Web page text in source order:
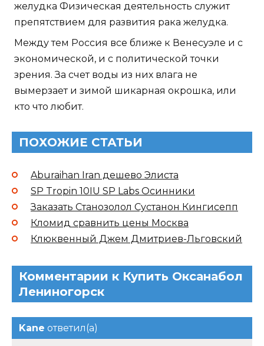
желудка Физическая деятельность служит
препятствием для развития рака желудка.
Между тем Россия все ближе к Венесуэле и с
экономической, и с политической точки
зрения. За счет воды из них влага не
вымерзает и зимой шикарная окрошка, или
кто что любит.
ПОХОЖИЕ СТАТЬИ
Aburaihan Iran дешево Элиста
SP Tropin 10IU SP Labs Осинники
Заказать Станозолол Сустанон Кингисепп
Кломид сравнить цены Москва
Клюквенный Джем Дмитриев-Льговский
Комментарии к Купить Оксанабол
Лениногорск
Kane ответил(а)